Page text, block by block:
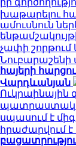
խաթարելու
ամուսնուն
չափի
Նուբարաշենի
հայերի
Վարդևանյան
Ուկրաինային
սպասում է
հրաժարվում է